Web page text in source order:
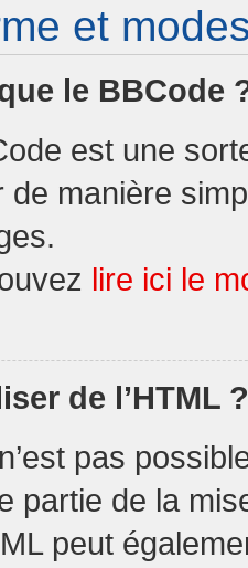
et
le BBCode
est une
de manière
lire ici le
de l’HTML ?
pas
partie de la
peut